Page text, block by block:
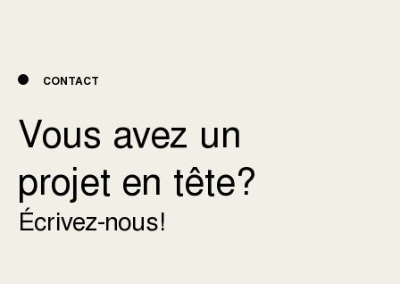
CONTACT
Vous avez un
projet en tête?
Écrivez-nous!